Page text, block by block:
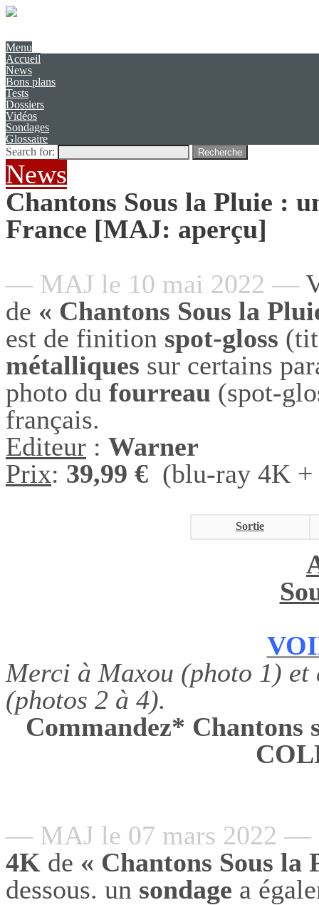
Menu
Accueil
News
Bons plans
Tests
Dossiers
Vidéos
Sondages
Glossaire
Search for:
Recherche
News
Chantons Sous la Pluie :
France [MAJ: aperçu]
— MAJ le 10 mai 2022 —
de « Chantons Sous la
est de finition spot-gloss
métalliques sur certains
photo du fourreau (spot-
français.
Editeur : Warner
Prix: 39,99 € (blu-ray 4K
Sortie
Merci à Maxou (photo 1) et
(photos 2 à 4).
Commandez*
— MAJ le 07 mars 2022 —
4K de « Chantons Sous la
dessous. un sondage a